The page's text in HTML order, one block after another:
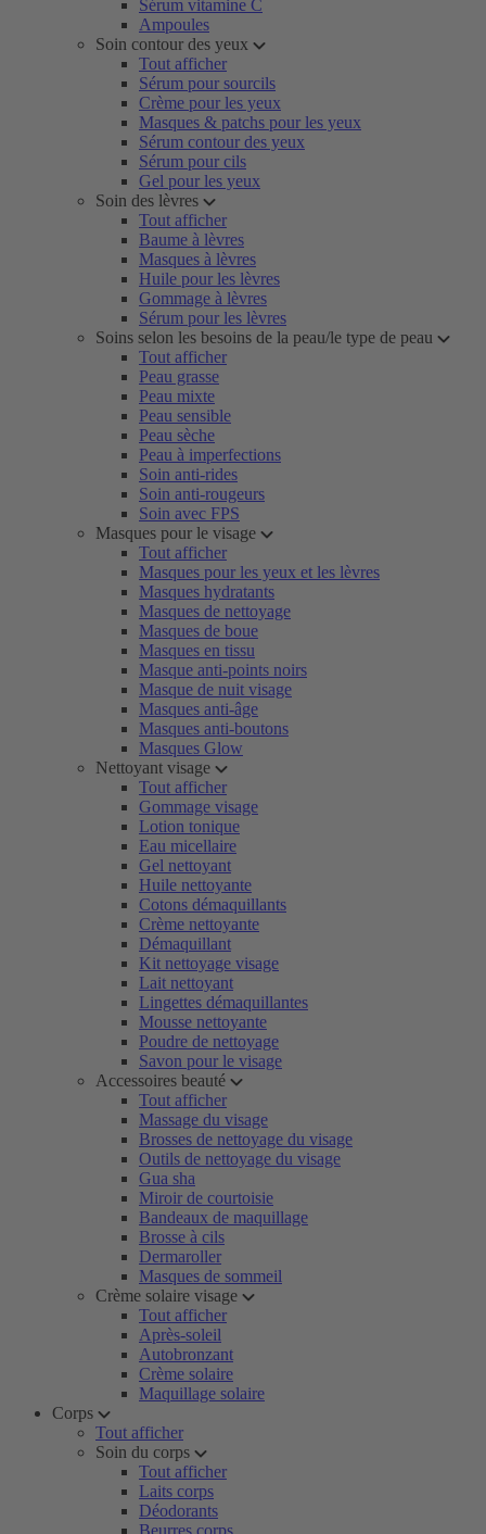
Sérum vitamine C
Ampoules
Soin contour des yeux
Tout afficher
Sérum pour sourcils
Crème pour les yeux
Masques & patchs pour les yeux
Sérum contour des yeux
Sérum pour cils
Gel pour les yeux
Soin des lèvres
Tout afficher
Baume à lèvres
Masques à lèvres
Huile pour les lèvres
Gommage à lèvres
Sérum pour les lèvres
Soins selon les besoins de la peau/le type de peau
Tout afficher
Peau grasse
Peau mixte
Peau sensible
Peau sèche
Peau à imperfections
Soin anti-rides
Soin anti-rougeurs
Soin avec FPS
Masques pour le visage
Tout afficher
Masques pour les yeux et les lèvres
Masques hydratants
Masques de nettoyage
Masques de boue
Masques en tissu
Masque anti-points noirs
Masque de nuit visage
Masques anti-âge
Masques anti-boutons
Masques Glow
Nettoyant visage
Tout afficher
Gommage visage
Lotion tonique
Eau micellaire
Gel nettoyant
Huile nettoyante
Cotons démaquillants
Crème nettoyante
Démaquillant
Kit nettoyage visage
Lait nettoyant
Lingettes démaquillantes
Mousse nettoyante
Poudre de nettoyage
Savon pour le visage
Accessoires beauté
Tout afficher
Massage du visage
Brosses de nettoyage du visage
Outils de nettoyage du visage
Gua sha
Miroir de courtoisie
Bandeaux de maquillage
Brosse à cils
Dermaroller
Masques de sommeil
Crème solaire visage
Tout afficher
Après-soleil
Autobronzant
Crème solaire
Maquillage solaire
Corps
Tout afficher
Soin du corps
Tout afficher
Laits corps
Déodorants
Beurres corps